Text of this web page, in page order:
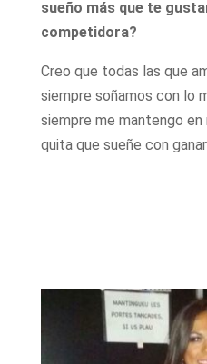
sueño más que te
competidora?
Creo que todas las que
siempre soñamos con lo
siempre me mantengo en
quita que sueñe con